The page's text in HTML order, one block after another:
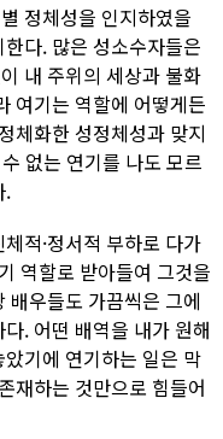
정체성을 인지하였을
다. 많은 성소수자들은
내 주위의 세상과 불화
여기는 역할에 어떻게든
체화한 성정체성과 맞지
없는 연기를 나도 모르
.
적·정서적 부하로 다가
역할로 받아들여 그것을
배우들도 가끔씩은 그에
. 어떤 배역을 내가 원해
기에 연기하는 일은 막
재하는 것만으로 힘들어